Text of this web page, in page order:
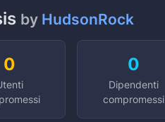
by HudsonRock
0 0
Dipendenti
compromessi